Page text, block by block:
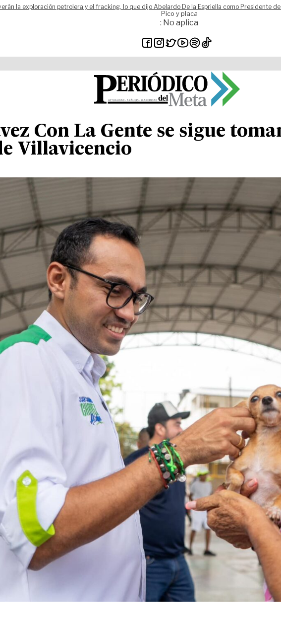
la exploración petrolera y el fracking, lo que dijo Abelardo De la Espriella como Presidente
Pico y placa
: No aplica
Con La Gente se sigue
Villavicencio